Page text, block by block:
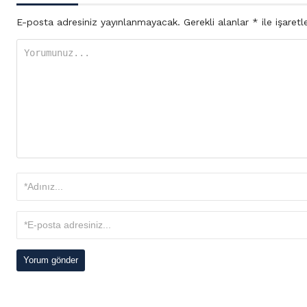
E-posta adresiniz yayınlanmayacak. Gerekli alanlar * ile